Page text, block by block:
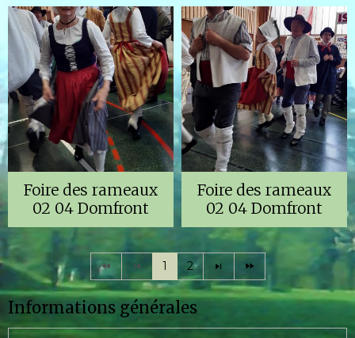
Foire des rameaux
02 04 Domfront
Foire des rameaux
02 04 Domfront
1 2
Informations générales